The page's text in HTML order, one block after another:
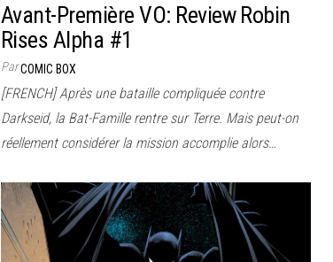
Avant-Première VO: Review Robin
Rises Alpha #1
ParCOMIC BOX
[FRENCH] Après une bataille compliquée contre
Darkseid, la Bat-Famille rentre sur Terre. Mais peut-on
réellement considérer la mission accomplie alors…